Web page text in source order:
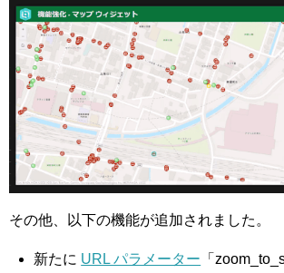
その他、以下の機能が追加されました。
新たに URL パラメーター 「